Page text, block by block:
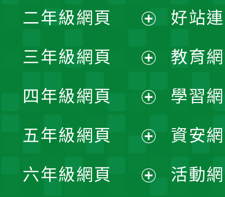
開
選
單
二年級網頁
開
選
單
三年級網頁
開
選
單
四年級網頁
開
選
五年級網頁
開
六年級網頁
好站
教育
學習
資安
活動